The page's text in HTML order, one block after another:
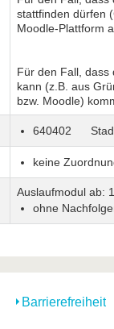
stattfinden dürfen
Moodle-Plattform
Für den Fall, dass
kann (z.B. aus
bzw. Moodle)
640402
keine
Auslaufmodul ab:
ohne
Barrierefreiheit